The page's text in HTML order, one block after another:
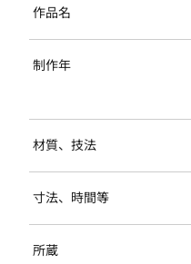
作品名
制作年
材質、技法
寸法、時間等
所蔵